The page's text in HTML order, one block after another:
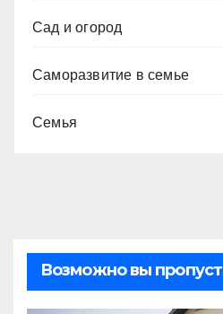
Сад и огород
Саморазвитие в семье
Семья
Возможно вы